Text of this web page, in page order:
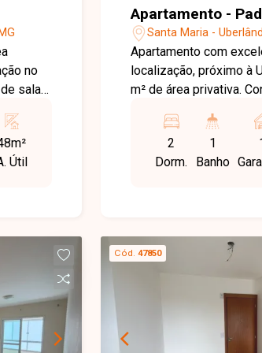
no
sala
o
Útil
Apartamento -
Santa Maria -
Apartamento com
localização, próximo à
m² de área privativa.
de serviço e 1 vaga de
para quem busca
acesso à universidade
2
Dorm.
1
Banho
Cód. 47850